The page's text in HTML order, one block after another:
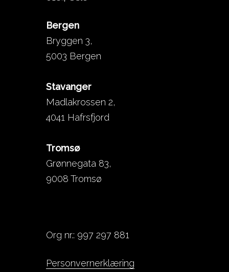
Bergen
Bryggen 3,
5003 Bergen
Stavanger
Madlakrossen 2,
4041 Hafrsfjord
Tromsø
Grønnegata 83,
9008 Tromsø
Org nr.: 997 297 881
Personvernerklæring